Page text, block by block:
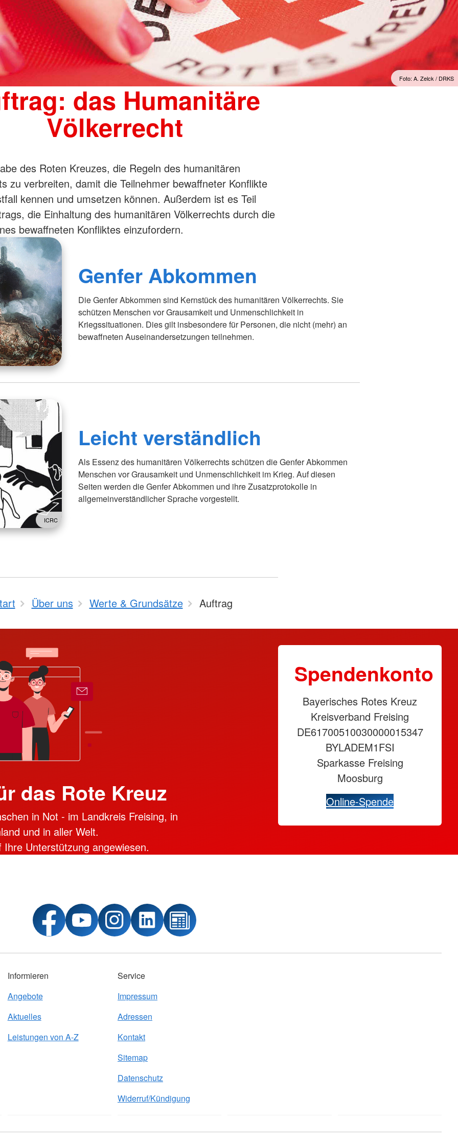
Foto: A. Zelck / DRKS
das Humanitäre
Völkerrecht
des Roten Kreuzes, die Regeln des humanitären
zu verbreiten, damit die Teilnehmer bewaffneter Konflikte
kennen und umsetzen können. Außerdem ist es Teil
die Einhaltung des humanitären Völkerrechts durch die
bewaffneten Konfliktes einzufordern.
Genfer Abkommen
Die Genfer Abkommen sind Kernstück des humanitären Völkerrechts. Sie
schützen Menschen vor Grausamkeit und Unmenschlichkeit in
Kriegssituationen. Dies gilt insbesondere für Personen, die nicht (mehr) an
bewaffneten Auseinandersetzungen teilnehmen.
ICRC
Leicht verständlich
Als Essenz des humanitären Völkerrechts schützen die Genfer Abkommen
Menschen vor Grausamkeit und Unmenschlichkeit im Krieg. Auf diesen
Seiten werden die Genfer Abkommen und ihre Zusatzprotokolle in
allgemeinverständlicher Sprache vorgestellt.
Über uns Werte & Grundsätze Auftrag
das Rote Kreuz
in Not - im Landkreis Freising, in
und in aller Welt.
Unterstützung angewiesen.
Spendenkonto
Bayerisches Rotes Kreuz
Kreisverband Freising
DE61700510030000015347
BYLADEM1FSI
Sparkasse Freising
Moosburg
Online-Spende
Informieren
Angebote
Aktuelles
Leistungen von A-Z
Service
Impressum
Adressen
Kontakt
Sitemap
Datenschutz
Widerruf/Kündigung